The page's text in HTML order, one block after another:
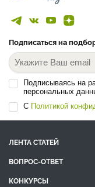
Подписаться на
Подписываясь на
персональных
С Политикой
ЛЕНТА СТАТЕЙ
ВОПРОС-ОТВЕТ
КОНКУРСЫ